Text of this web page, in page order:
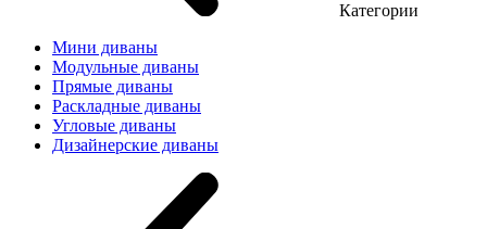
Категории
Мини диваны
Модульные диваны
Прямые диваны
Раскладные диваны
Угловые диваны
Дизайнерские диваны